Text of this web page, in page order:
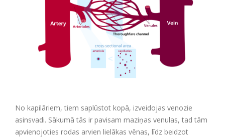
No kapilāriem, tiem saplūstot kopā, izveidojas venozie
asinsvadi. Sākumā tās ir pavisam maziņas venulas, tad tām
apvienojoties rodas arvien lielākas vēnas, līdz beidzot